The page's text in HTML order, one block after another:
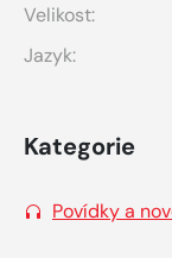
Velikost:
Jazyk:
Kategorie
Povídky a